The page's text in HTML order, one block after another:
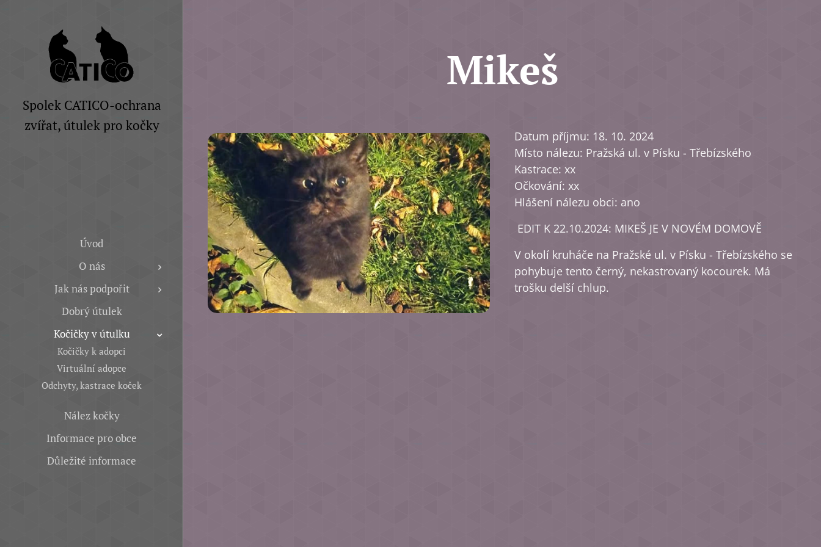
Spolek CATICO-ochrana
zvířat, útulek pro kočky
Úvod
O nás
Jak nás podpořit
Dobrý útulek
Kočičky v útulku
Kočičky k adopci
Virtuální adopce
Odchyty, kastrace koček
Nález kočky
Informace pro obce
Důležité informace
Mikeš
Datum příjmu: 18. 10. 2024
Místo nálezu: Pražská ul. v Písku - Třebízského
Kastrace: xx
Očkování: xx
Hlášení nálezu obci: ano
EDIT K 22.10.2024: MIKEŠ JE V NOVÉM DOMOVĚ
V okolí kruháče na Pražské ul. v Písku - Třebízského se
pohybuje tento černý, nekastrovaný kocourek. Má
trošku delší chlup.